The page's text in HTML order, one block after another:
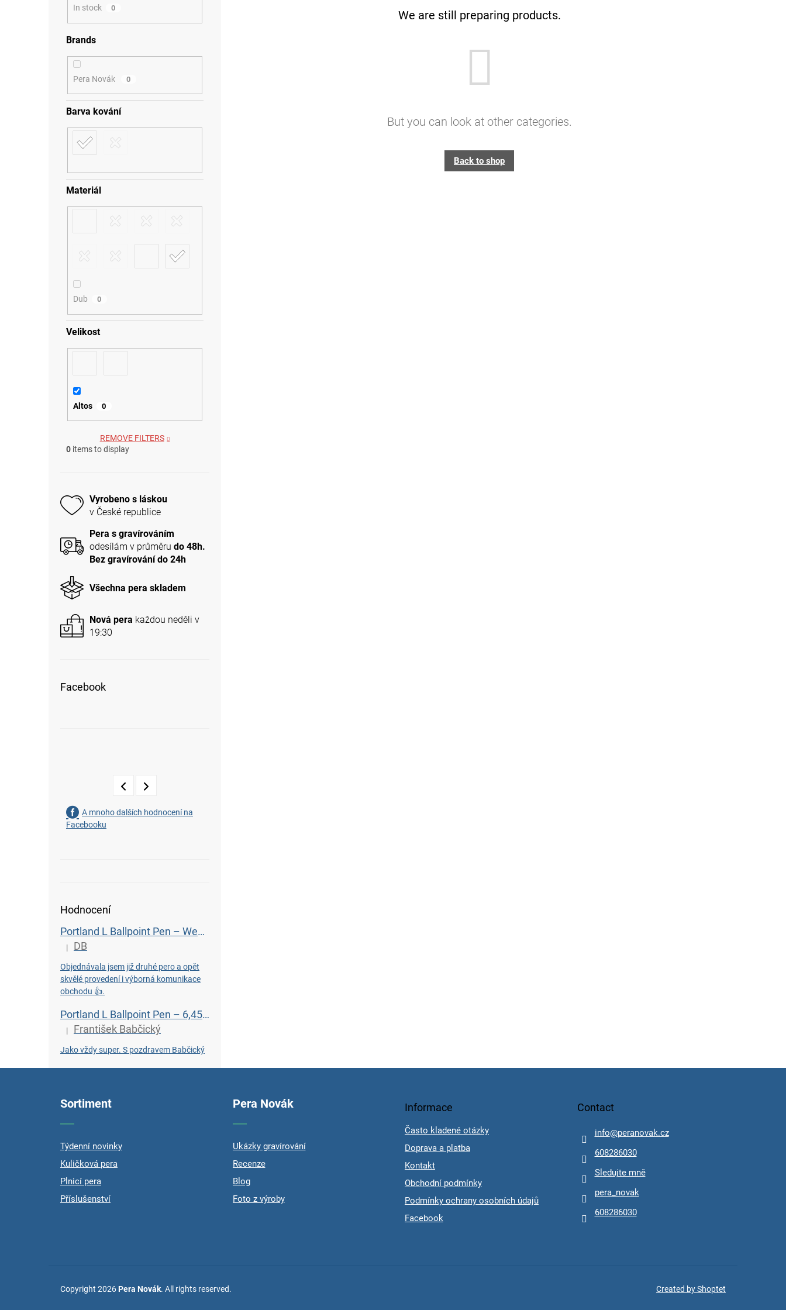
In stock 0
Brands
Pera Novák 0
Barva kování
Materiál
Dub 0
Velikost
Altos 0
REMOVE FILTERS
0 items to display
Vyrobeno s láskou
v České republice
Pera s gravírováním
odesílám v průměru do 48h.
Bez gravírování do 24h
Všechna pera skladem
Nová pera každou neděli v
19:30
Facebook
A mnoho dalších hodnocení na
Facebooku
Hodnocení
Portland L Ballpoint Pen – Wenge
The product rating is 5 out of 5 stars.
| DB
Objednávala jsem již druhé pero a opět
skvělé provedení i výborná komunikace
obchodu 👍.
Portland L Ballpoint Pen – 6,450-Year-Old Bog Oak
The product rating is 5 out of 5 stars.
| František Babčický
Jako vždy super. S pozdravem Babčický
We are still preparing products.
But you can look at other categories.
Back to shop
Sortiment
Týdenní novinky
Kuličková pera
Plnicí pera
Příslušenství
Pera Novák
Ukázky gravírování
Recenze
Blog
Foto z výroby
Informace
Často kladené otázky
Doprava a platba
Kontakt
Obchodní podmínky
Podmínky ochrany osobních údajů
Facebook
Contact
info@peranovak.cz
608286030
Sledujte mně
pera_novak
608286030
Created by Shoptet
Copyright 2026 Pera Novák. All rights reserved.